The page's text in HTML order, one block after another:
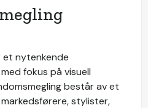
et nytenkende
fokus på visuell
består av et
stylister,